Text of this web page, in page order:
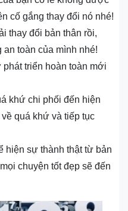
cố gắng thay đổi nó nhé!
thay đổi bản thân rồi,
toàn của mình nhé!
phát triển hoàn toàn mới
khứ chi phối đến hiện
quá khứ và tiếp tục
hiện sự thành thật từ bản
chuyện tốt đẹp sẽ đến